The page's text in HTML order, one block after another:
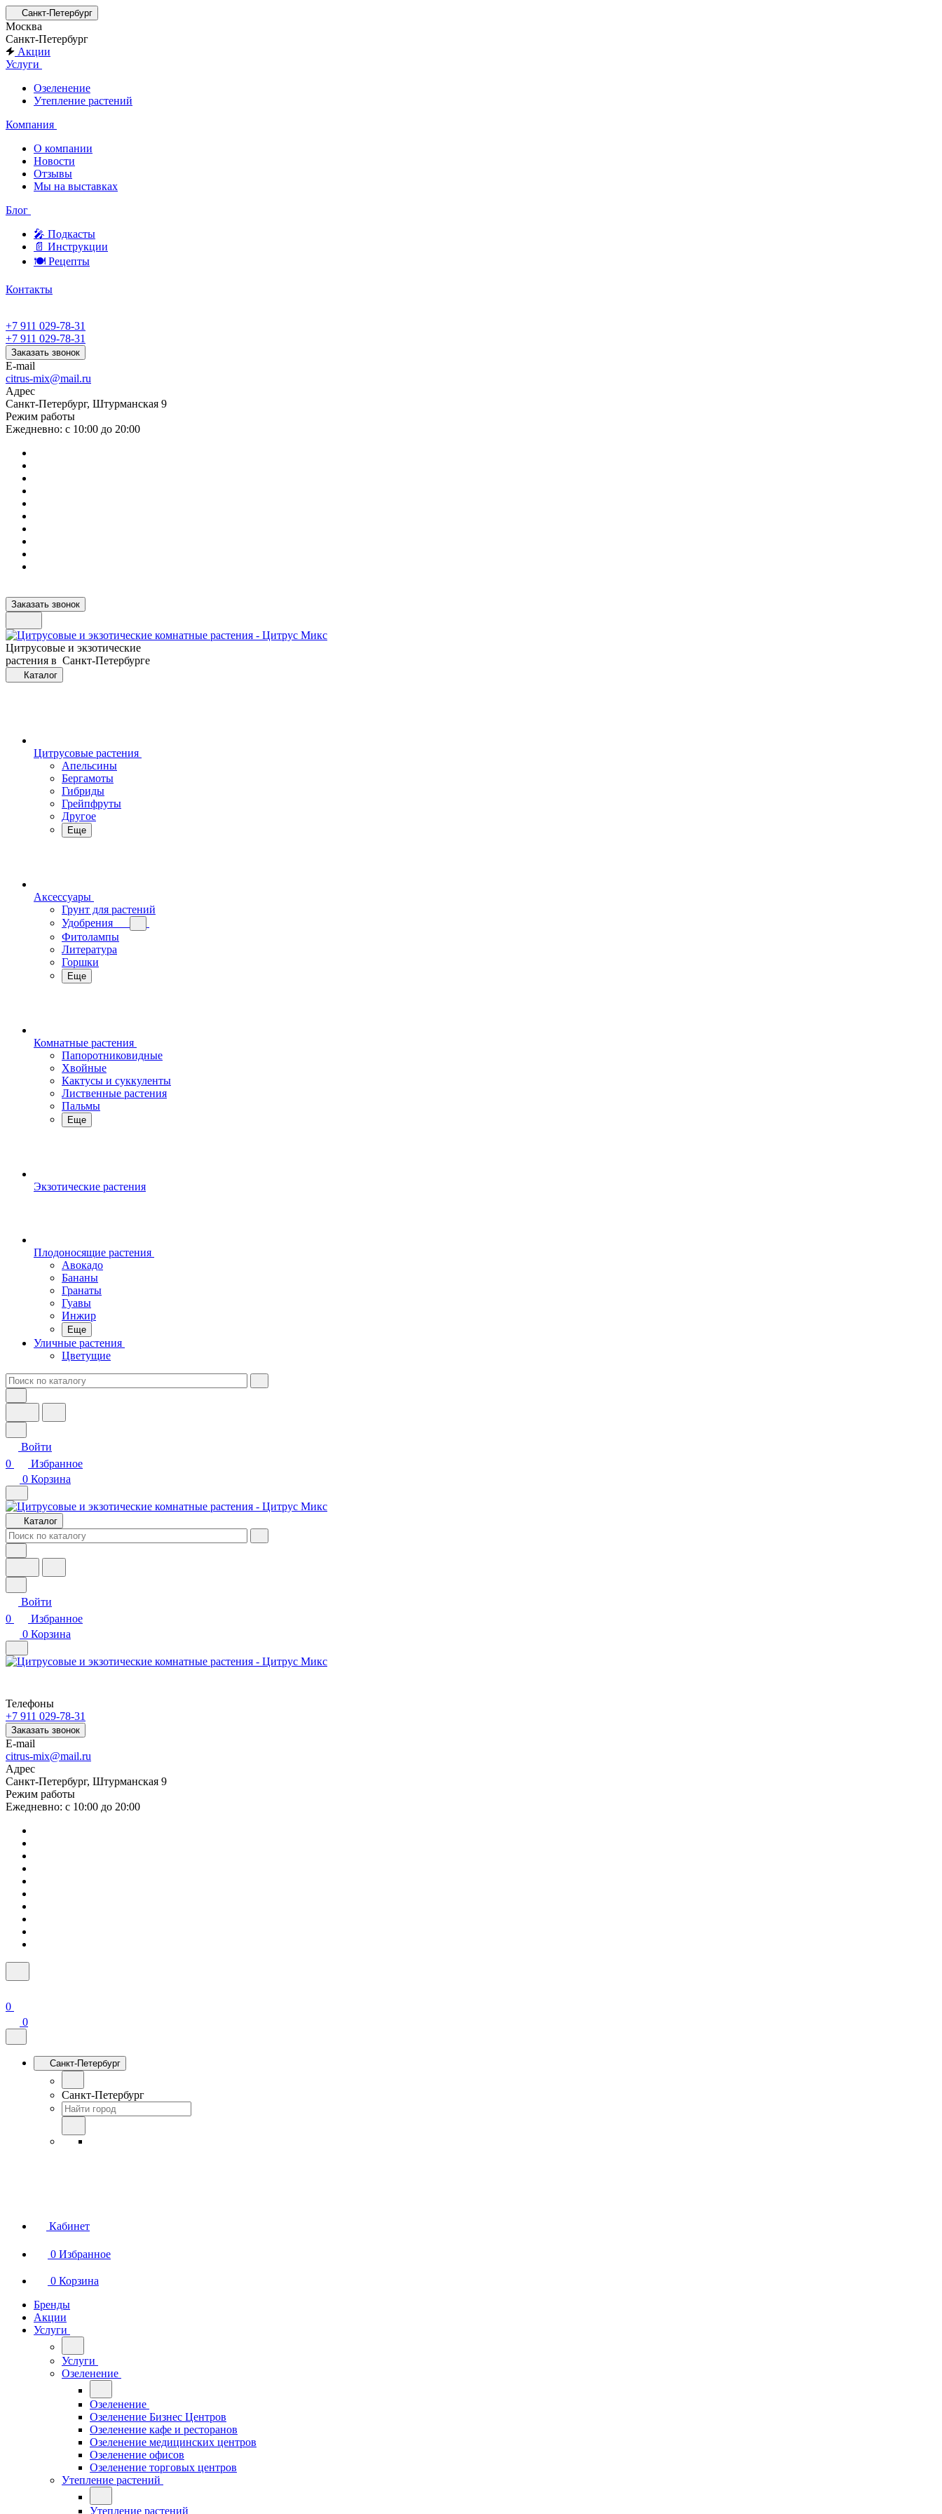
Санкт-Петербург
Москва
Санкт-Петербург
Акции
Услуги
Озеленение
Утепление растений
Компания
О компании
Новости
Отзывы
Мы на выставках
Блог
🎤︎︎ Подкасты
📄 Инструкции
🍽 Рецепты
Контакты
+7 911 029-78-31
+7 911 029-78-31
Заказать звонок
E-mail
citrus-mix@mail.ru
Адрес
Санкт-Петербург, Штурманская 9
Режим работы
Ежедневно: с 10:00 до 20:00
Заказать звонок
Цитрусовые и экзотические
растения в Санкт-Петербурге
Каталог
Цитрусовые растения
Апельсины
Бергамоты
Гибриды
Грейпфруты
Другое
Еще
Аксессуары
Грунт для растений
Удобрения
Фитолампы
Литература
Горшки
Еще
Комнатные растения
Папоротниковидные
Хвойные
Кактусы и суккуленты
Лиственные растения
Пальмы
Еще
Экзотические растения
Плодоносящие растения
Авокадо
Бананы
Гранаты
Гуавы
Инжир
Еще
Уличные растения
Цветущие
Войти
0
Избранное
0 Корзина
Каталог
Войти
0
Избранное
0 Корзина
Телефоны
+7 911 029-78-31
Заказать звонок
E-mail
citrus-mix@mail.ru
Адрес
Санкт-Петербург, Штурманская 9
Режим работы
Ежедневно: с 10:00 до 20:00
0
0
Санкт-Петербург
Санкт-Петербург
Кабинет
0 Избранное
0 Корзина
Бренды
Акции
Услуги
Услуги
Озеленение
Озеленение
Озеленение Бизнес Центров
Озеленение кафе и ресторанов
Озеленение медицинских центров
Озеленение офисов
Озеленение торговых центров
Утепление растений
Утепление растений